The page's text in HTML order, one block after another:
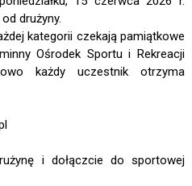
drużyny.
kategorii czekają pamiątkowe
Ośrodek Sportu i Rekreacji
każdy uczestnik otrzyma
i dołączcie do sportowej